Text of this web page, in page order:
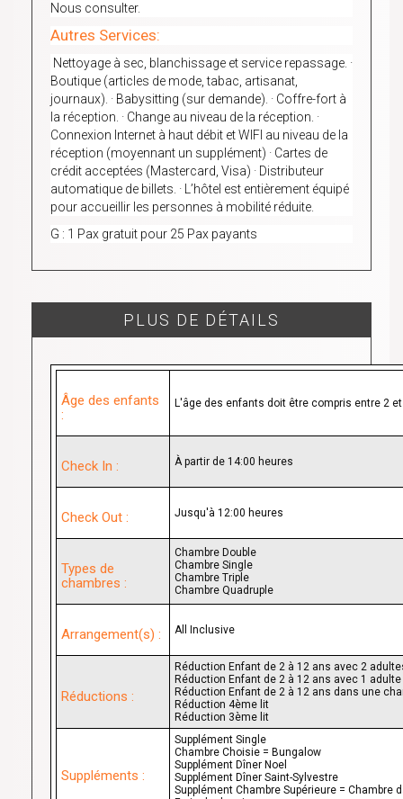
Nous consulter.
Autres Services:
Nettoyage à sec, blanchissage et service repassage. ·
Boutique (articles de mode, tabac, artisanat,
journaux). · Babysitting (sur demande). · Coffre-fort à
la réception. · Change au niveau de la réception. ·
Connexion Internet à haut débit et WIFI au niveau de la
réception (moyennant un supplément) · Cartes de
crédit acceptées (Mastercard, Visa) · Distributeur
automatique de billets. · L’hôtel est entièrement équipé
pour accueillir les personnes à mobilité réduite.
G : 1 Pax gratuit pour 25 Pax payants
PLUS DE DÉTAILS
Âge des enfants
:
L'âge des enfants doit être compris entre 2 et
Check In : À partir de 14:00 heures
Check Out : Jusqu'à 12:00 heures
Types de
chambres :
Chambre Double
Chambre Single
Chambre Triple
Chambre Quadruple
Arrangement(s) : All Inclusive
Réductions :
Réduction Enfant de 2 à 12 ans avec 2
Réduction Enfant de 2 à 12 ans avec 1
Réduction Enfant de 2 à 12 ans dans une
Réduction 4ème lit
Réduction 3ème lit
Suppléments :
Supplément Single
Chambre Choisie = Bungalow
Supplément Dîner Noel
Supplément Dîner Saint-Sylvestre
Supplément Chambre Supérieure = Chambre